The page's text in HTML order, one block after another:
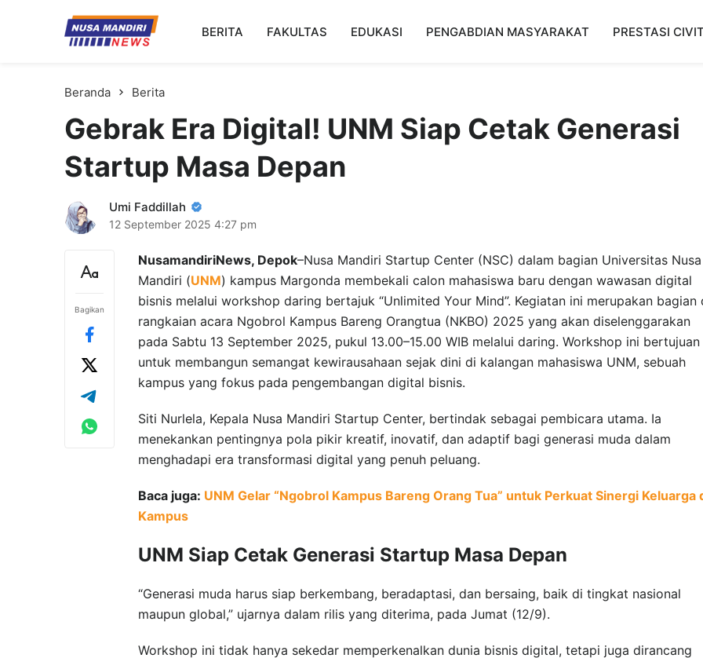
Kampus Digital Bisnis
Universitas Nusa Mandiri
BERITA FAKULTAS EDUKASI PENGABDIAN MASYARAKAT PRESTASI
Beranda Berita
Gebrak Era Digital! UNM Siap Cetak Generasi
Startup Masa Depan
Umi Faddillah
12 September 2025 4:27 pm
Bagikan
NusamandiriNews, Depok–Nusa Mandiri Startup Center (NSC) dalam bagian Universitas Nusa
Mandiri (UNM) kampus Margonda membekali calon mahasiswa baru dengan wawasan digital
bisnis melalui workshop daring bertajuk “Unlimited Your Mind”. Kegiatan ini merupakan bagian
rangkaian acara Ngobrol Kampus Bareng Orangtua (NKBO) 2025 yang akan diselenggarakan
pada Sabtu 13 September 2025, pukul 13.00–15.00 WIB melalui daring. Workshop ini bertujuan
untuk membangun semangat kewirausahaan sejak dini di kalangan mahasiswa UNM, sebuah
kampus yang fokus pada pengembangan digital bisnis.
Siti Nurlela, Kepala Nusa Mandiri Startup Center, bertindak sebagai pembicara utama. Ia
menekankan pentingnya pola pikir kreatif, inovatif, dan adaptif bagi generasi muda dalam
menghadapi era transformasi digital yang penuh peluang.
Baca juga: UNM Gelar “Ngobrol Kampus Bareng Orang Tua” untuk Perkuat Sinergi Keluarga
Kampus
UNM Siap Cetak Generasi Startup Masa Depan
“Generasi muda harus siap berkembang, beradaptasi, dan bersaing, baik di tingkat nasional
maupun global,” ujarnya dalam rilis yang diterima, pada Jumat (12/9).
Workshop ini tidak hanya sekedar memperkenalkan dunia bisnis digital, tetapi juga dirancang